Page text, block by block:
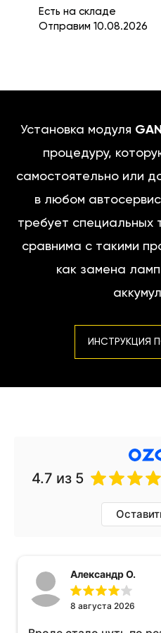
Есть на складе
Отправим 10.08.2026
Установка модуля GAN
процедуру,
самостоятельно или
в любом
требует специальных
сравнима с такими
как замена
ИНСТРУКЦИЯ
4.7 из 5
Александр О.
8 августа 2026